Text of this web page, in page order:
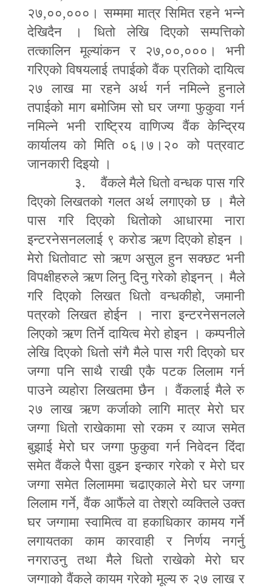
२७,००,०००। सम्ममा मात्र सिमित रहने भन्ने
देखिदैन । धितो लेखि दिएको सम्पत्तिको
तत्कालिन मूल्यांकन र २७,००,०००। भनी
गरिएको विषयलाई तपाईको वैंक प्रतिको दायित्व
२७ लाख मा रहने अर्थ गर्न नमिल्ने हुनाले
तपाईको माग बमोजिम सो घर जग्गा फुकुवा गर्न
नमिल्ने भनी राष्ट्रिय वाणिज्य वैंक केन्द्रिय
कार्यालय को मिति ०६।७।२० को पत्रवाट
जानकारी दिइयो ।
३. वैंकले मैले धितो वन्धक पास गरि
दिएको लिखतको गलत अर्थ लगाएको छ । मैले
पास गरि दिएको धितोको आधारमा नारा
इन्टरनेसनललाई ९ करोड ऋण दिएको होइन ।
मेरो धितोवाट सो ऋण असुल हुन सक्छट भनी
विपक्षीहरुले ऋण लिनु दिनु गरेको होइनन् । मैले
गरि दिएको लिखत धितो वन्धकीहो,जमानी
पत्रको लिखत होईन । नारा इन्टरनेसनलले
लिएको ऋण तिर्ने दायित्व मेरो होइन । कम्पनीले
लेखि दिएको धितो संगै मैले पास गरी दिएको घर
जग्गा पनि साथै राखी एकै पटक लिलाम गर्न
पाउने व्यहोरा लिखतमा छैन । वैंकलाई मैले रु
२७ लाख ऋण कर्जाको लागि मात्र मेरो घर
जग्गा धितो राखेकामा सो रकम र व्याज समेत
बुझाई मेरो घर जग्गा फुकुवा गर्न निवेदन दिंदा
समेत वैंकले पैसा वुझ्न इन्कार गरेको र मेरो घर
जग्गा समेत लिलाममा चढाएकाले मेरो घर जग्गा
लिलाम गर्ने,वैंक आफैंले वा तेश्रो व्यक्तिले उक्त
घर जग्गामा स्वामित्व वा हकाधिकार कामय गर्ने
लगायतका काम कारवाही र निर्णय नगर्नु
नगराउनु तथा मैले धितो राखेको मेरो घर
जग्गाको वैंकले कायम गरेको मूल्य रु २७ लाख र